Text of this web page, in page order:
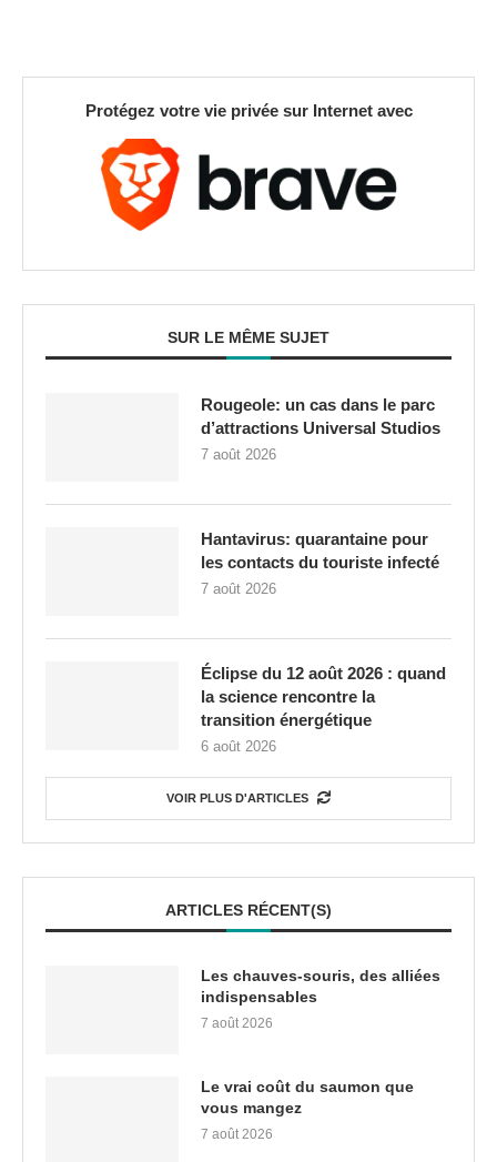
Protégez votre vie privée sur Internet avec
SUR LE MÊME SUJET
Rougeole: un cas dans le parc
d’attractions Universal Studios
7 août 2026
Hantavirus: quarantaine pour
les contacts du touriste infecté
7 août 2026
Éclipse du 12 août 2026 : quand
la science rencontre la
transition énergétique
6 août 2026
VOIR PLUS D'ARTICLES
ARTICLES RÉCENT(S)
Les chauves-souris, des alliées
indispensables
7 août 2026
Le vrai coût du saumon que
vous mangez
7 août 2026